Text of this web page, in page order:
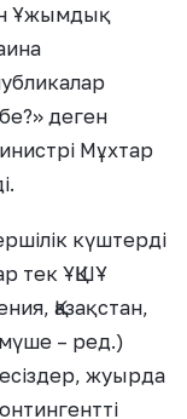
Ұжымдық
деген
Мұхтар
күштерді
тек ҰҚШҰ
Қазақстан,
мүше – ред.)
жуырда